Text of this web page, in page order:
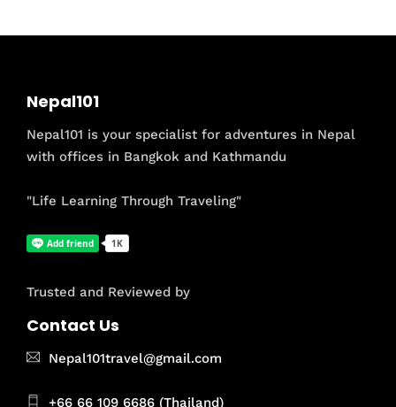
Nepal101
Nepal101 is your specialist for adventures in Nepal
with offices in Bangkok and Kathmandu
"Life Learning Through Traveling"
Trusted and Reviewed by
Contact Us
Nepal101travel@gmail.com
+66 66 109 6686 (Thailand)